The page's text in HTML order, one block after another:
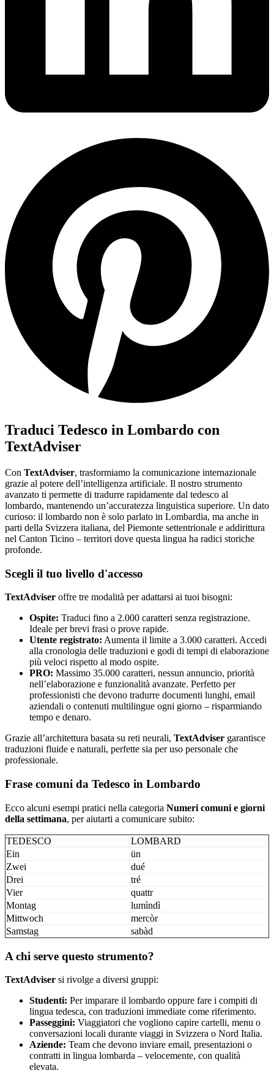
Traduci Tedesco in Lombardo con
TextAdviser
Con TextAdviser, trasformiamo la comunicazione internazionale
grazie al potere dell’intelligenza artificiale. Il nostro strumento
avanzato ti permette di tradurre rapidamente dal tedesco al
lombardo, mantenendo un’accuratezza linguistica superiore. Un dato
curioso: il lombardo non è solo parlato in Lombardia, ma anche in
parti della Svizzera italiana, del Piemonte settentrionale e addirittura
nel Canton Ticino – territori dove questa lingua ha radici storiche
profonde.
Scegli il tuo livello d'accesso
TextAdviser offre tre modalità per adattarsi ai tuoi bisogni:
Ospite: Traduci fino a 2.000 caratteri senza registrazione.
Ideale per brevi frasi o prove rapide.
Utente registrato: Aumenta il limite a 3.000 caratteri. Accedi
alla cronologia delle traduzioni e godi di tempi di elaborazione
più veloci rispetto al modo ospite.
PRO: Massimo 35.000 caratteri, nessun annuncio, priorità
nell’elaborazione e funzionalità avanzate. Perfetto per
professionisti che devono tradurre documenti lunghi, email
aziendali o contenuti multilingue ogni giorno – risparmiando
tempo e denaro.
Grazie all’architettura basata su reti neurali, TextAdviser garantisce
traduzioni fluide e naturali, perfette sia per uso personale che
professionale.
Frase comuni da Tedesco in Lombardo
Ecco alcuni esempi pratici nella categoria Numeri comuni e giorni
della settimana, per aiutarti a comunicare subito:
TEDESCO
LOMBARD
Ein
ün
Zwei
dué
Drei
tré
Vier
quattr
Montag
lumìndì
Mittwoch
mercòr
Samstag
sabàd
A chi serve questo strumento?
TextAdviser si rivolge a diversi gruppi:
Studenti: Per imparare il lombardo oppure fare i compiti di
lingua tedesca, con traduzioni immediate come riferimento.
Passeggini: Viaggiatori che vogliono capire cartelli, menu o
conversazioni locali durante viaggi in Svizzera o Nord Italia.
Aziende: Team che devono inviare email, presentazioni o
contratti in lingua lombarda – velocemente, con qualità
elevata.